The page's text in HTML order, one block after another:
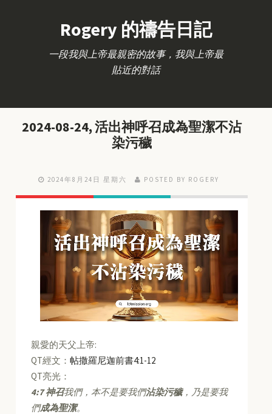
Rogery 的禱告日記
一段我與上帝最親密的故事，我與上帝最
貼近的對話
2024-08-24, 活出神呼召成為聖潔不沾
染污穢
2024年8月24日 星期六 POSTED BY ROGERY
親愛的天父上帝:
QT經文：帖撒羅尼迦前書4:1-12
QT亮光：
4:7神召我們，本不是要我們沾染污穢，乃是要我
們成為聖潔。